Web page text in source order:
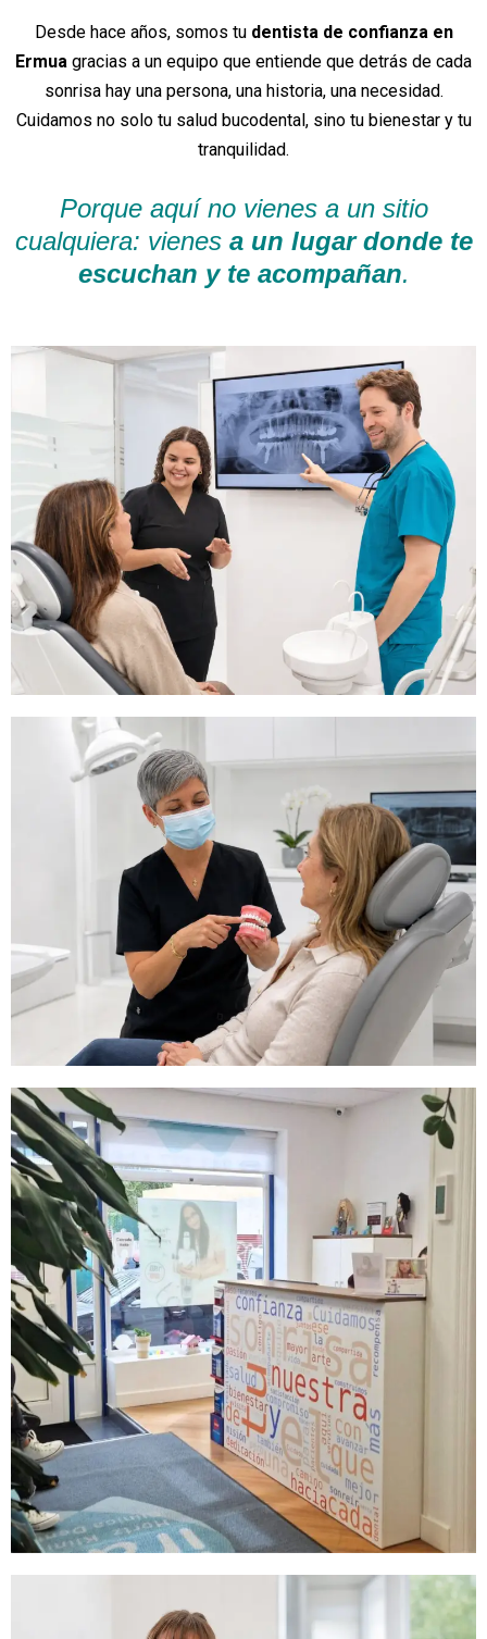
Desde hace años, somos tu dentista de confianza en
Ermua gracias a un equipo que entiende que detrás de cada
sonrisa hay una persona, una historia, una necesidad.
Cuidamos no solo tu salud bucodental, sino tu bienestar y tu
tranquilidad.
Porque aquí no vienes a un sitio
cualquiera: vienes a un lugar donde te
escuchan y te acompañan.